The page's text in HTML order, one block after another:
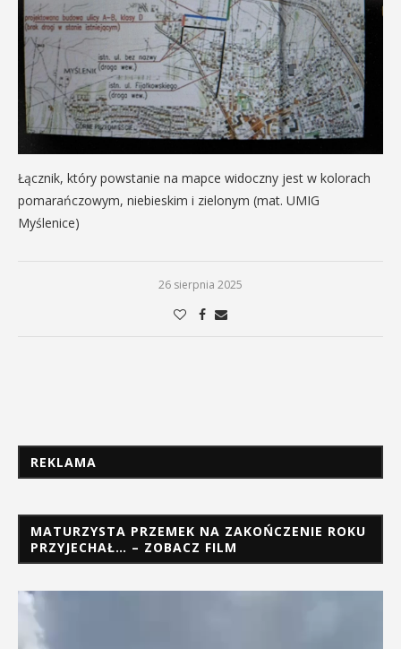
Łącznik, który powstanie na mapce widoczny jest w kolorach
pomarańczowym, niebieskim i zielonym (mat. UMIG
Myślenice)
26 sierpnia 2025
REKLAMA
MATURZYSTA PRZEMEK NA ZAKOŃCZENIE ROKU
PRZYJECHAŁ… – ZOBACZ FILM
Odtwarzacz